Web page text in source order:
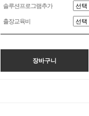
솔루션프로그램추가
출장교육비